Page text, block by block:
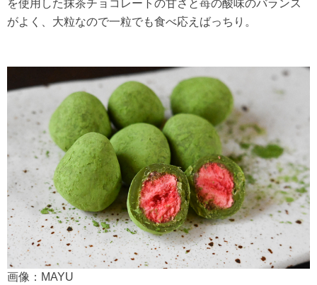
を使用した抹茶チョコレートの甘さと苺の酸味のバランス
がよく、大粒なので一粒でも食べ応えばっちり。
画像：MAYU